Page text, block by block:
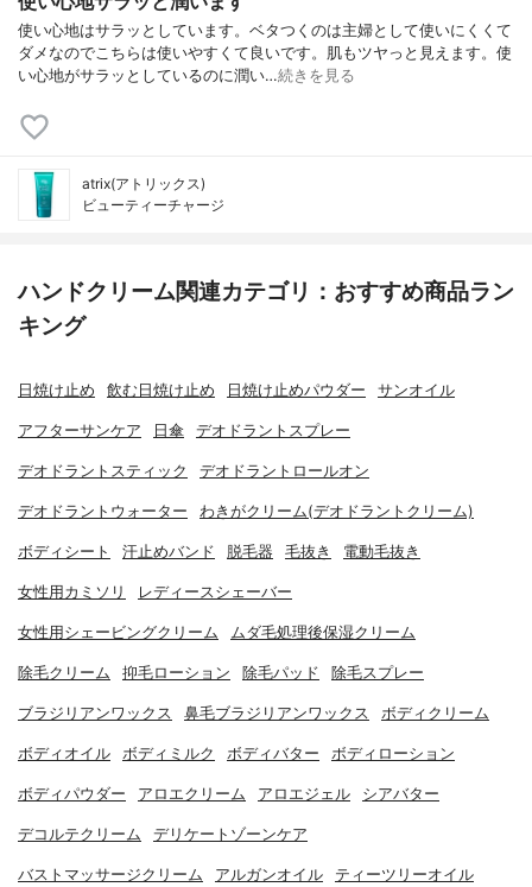
使い心地はサラッとしています。ベタつくのは主婦として使いにくくて
ダメなのでこちらは使いやすくて良いです。肌もツヤっと見えます。使
い心地がサラッとしているのに潤い…続きを見る
atrix(アトリックス)
ビューティーチャージ
ハンドクリーム関連カテゴリ：おすすめ商品ラン
キング
日焼け止め 飲む日焼け止め 日焼け止めパウダー サンオイル
アフターサンケア 日傘 デオドラントスプレー
デオドラントスティック デオドラントロールオン
デオドラントウォーター わきがクリーム(デオドラントクリーム)
ボディシート 汗止めバンド 脱毛器 毛抜き 電動毛抜き
女性用カミソリ レディースシェーバー
女性用シェービングクリーム ムダ毛処理後保湿クリーム
除毛クリーム 抑毛ローション 除毛パッド 除毛スプレー
ブラジリアンワックス 鼻毛ブラジリアンワックス ボディクリーム
ボディオイル ボディミルク ボディバター ボディローション
ボディパウダー アロエクリーム アロエジェル シアバター
デコルテクリーム デリケートゾーンケア
バストマッサージクリーム アルガンオイル ティーツリーオイル